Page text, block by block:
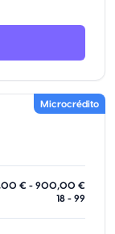
Microcrédito
€ - 900,00 €
18 - 99